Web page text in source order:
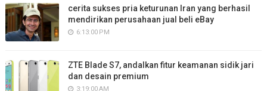
cerita sukses pria keturunan Iran yang berhasil
mendirikan perusahaan jual beli eBay
6:13:00 PM
ZTE Blade S7, andalkan fitur keamanan sidik jari
dan desain premium
3:19:00 AM